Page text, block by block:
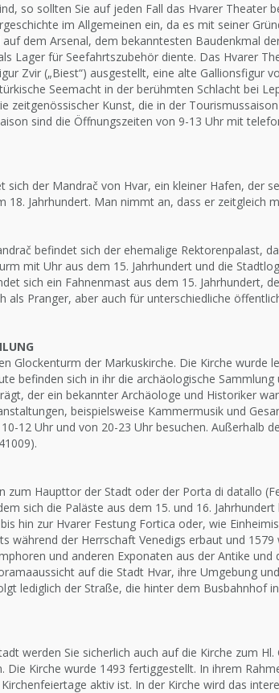
so sollten Sie auf jeden Fall das Hvarer Theater
im Allgemeinen ein, da es mit seiner
dem Arsenal, dem bekanntesten Baudenkmal
Lager für Seefahrtszubehör diente. Das Hvarer
Zvir („Biest“) ausgestellt, eine alte Gallionsfigur
Seemacht in der berühmten Schlacht bei
zeitgenössischer Kunst, die in der
sind die Öffnungszeiten von 9-13 Uhr mit
sich der Mandrač von Hvar, ein kleiner Hafen, der
18. Jahrhundert. Man nimmt an, dass er zeitgleich
befindet sich der ehemalige Rektorenpalast,
mit Uhr aus dem 15. Jahrhundert und die
sich ein Fahnenmast aus dem 15. Jahrhundert,
als Pranger, aber auch für unterschiedliche
Glockenturm der Markuskirche. Die Kirche wurde
befinden sich in ihr die archäologische Sammlung
der ein bekannter Archäologe und Historiker
beispielsweise Kammermusik und
12 Uhr und von 20-23 Uhr besuchen. Außerhalb
Haupttor der Stadt oder der Porta di datallo
sich die Paläste aus dem 15. und 16.
hin zur Hvarer Festung Fortica oder, wie
während der Herrschaft Venedigs erbaut und
und anderen Exponaten aus der Antike
auf die Stadt Hvar, ihre Umgebung
lediglich der Straße, die hinter dem Busbahnhof
werden Sie sicherlich auch auf die Kirche zum
Die Kirche wurde 1493 fertiggestellt. In ihrem
aktiv ist. In der Kirche wird das